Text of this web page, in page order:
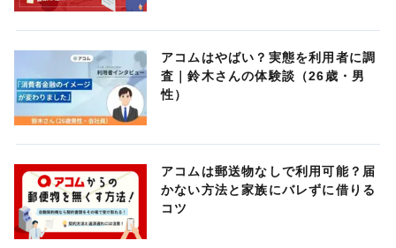
アコムはやばい？実態を利用者に調
査｜鈴木さんの体験談（26歳・男
性）
アコムは郵送物なしで利用可能？届
かない方法と家族にバレずに借りる
コツ